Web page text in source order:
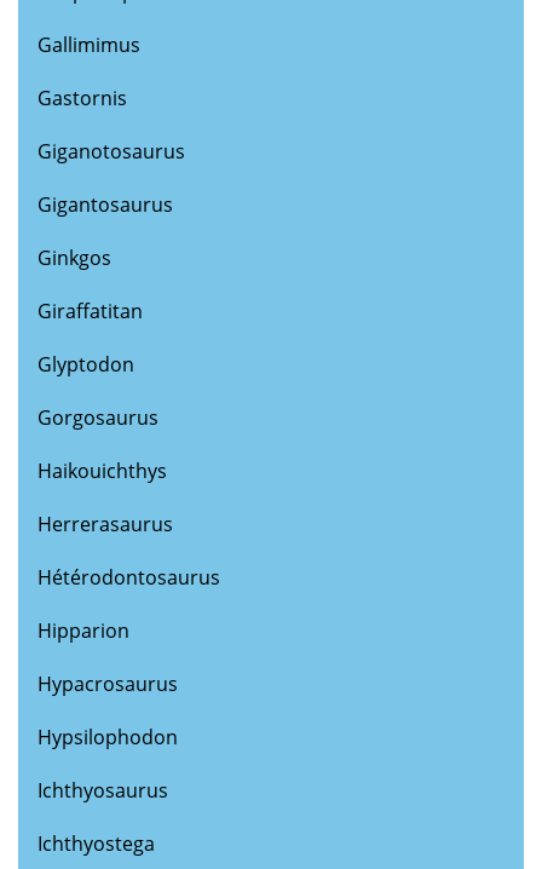
Gallimimus
Gastornis
Giganotosaurus
Gigantosaurus
Ginkgos
Giraffatitan
Glyptodon
Gorgosaurus
Haikouichthys
Herrerasaurus
Hétérodontosaurus
Hipparion
Hypacrosaurus
Hypsilophodon
Ichthyosaurus
Ichthyostega